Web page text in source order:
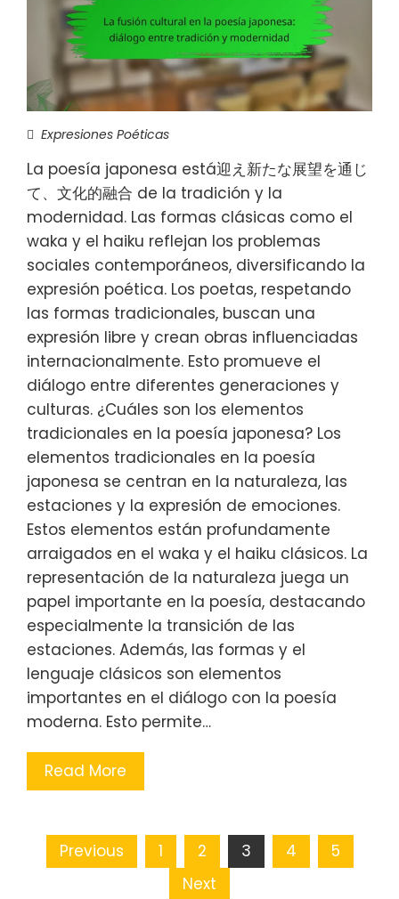
Expresiones Poéticas
La poesía japonesa está迎え新たな展望を通じ
て、文化的融合 de la tradición y la
modernidad. Las formas clásicas como el
waka y el haiku reflejan los problemas
sociales contemporáneos, diversificando la
expresión poética. Los poetas, respetando
las formas tradicionales, buscan una
expresión libre y crean obras influenciadas
internacionalmente. Esto promueve el
diálogo entre diferentes generaciones y
culturas. ¿Cuáles son los elementos
tradicionales en la poesía japonesa? Los
elementos tradicionales en la poesía
japonesa se centran en la naturaleza, las
estaciones y la expresión de emociones.
Estos elementos están profundamente
arraigados en el waka y el haiku clásicos. La
representación de la naturaleza juega un
papel importante en la poesía, destacando
especialmente la transición de las
estaciones. Además, las formas y el
lenguaje clásicos son elementos
importantes en el diálogo con la poesía
moderna. Esto permite…
Read More
Posts pagination
Previous 1 2 3 4
5
Next